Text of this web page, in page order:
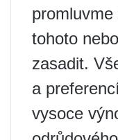
tohoto
zasadit.
a
vysoce